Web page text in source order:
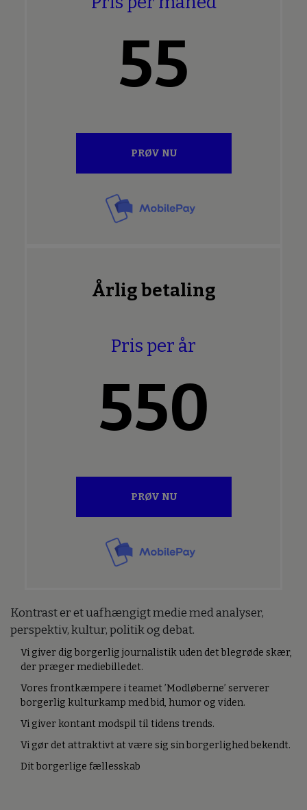
55
PRØV NU
Årlig betaling
Pris per år
550
PRØV NU
Kontrast er et uafhængigt medie med analyser,
perspektiv, kultur, politik og debat.
Vi giver dig borgerlig journalistik uden det blegrøde skær,
der præger mediebilledet.
Vores frontkæmpere i teamet ’Modløberne’ serverer
borgerlig kulturkamp med bid, humor og viden.
Vi giver kontant modspil til tidens trends.
Vi gør det attraktivt at være sig sin borgerlighed bekendt.
Dit borgerlige fællesskab